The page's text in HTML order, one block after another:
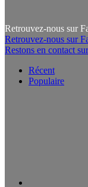
Retrouvez-nous sur
Retrouvez-nous sur
Restons en contact
Récent
Populaire